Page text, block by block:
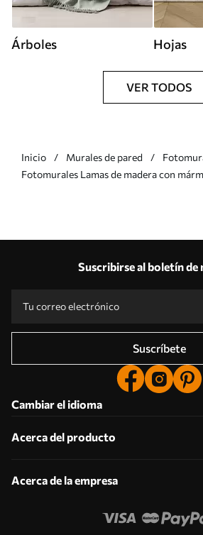
Árboles Hojas
VER TODOS
Inicio Murales de pared
Fotomurales Lamas de madera con
Suscribirse al boletín de
Suscríbete
Cambiar el idioma
Acerca del producto
Acerca de la empresa